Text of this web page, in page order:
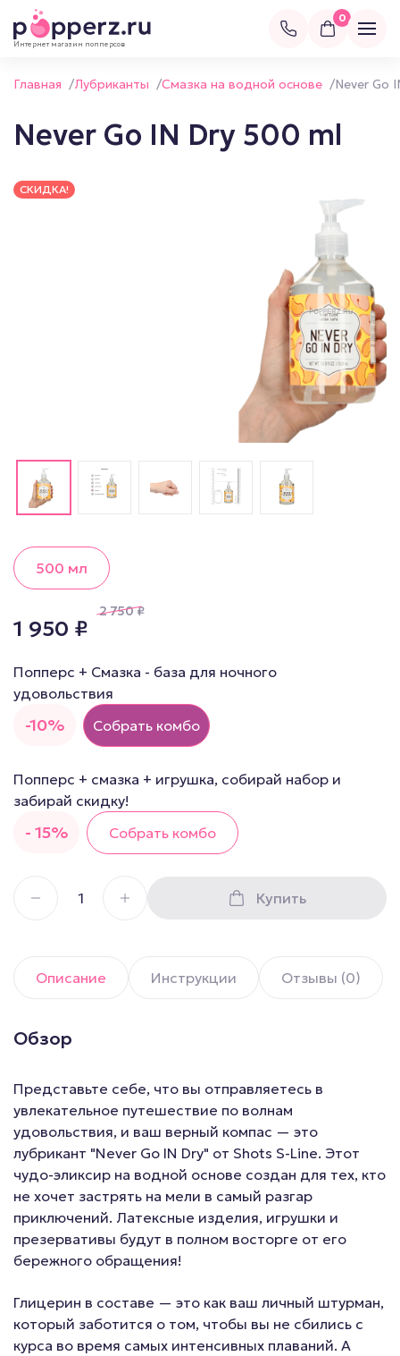
Интернет магазин попперсов
0
Главная /Лубриканты /Смазка на водной основе /Never Go
Never Go IN Dry 500 ml
СКИДКА!
500 мл
1 950 ₽
2 750₽
-10%
Попперс + Смазка - база для ночного
удовольствия
Собрать комбо
- 15%
Попперс + смазка + игрушка, собирай набор и
забирай скидку!
Собрать комбо
Купить
Описание Инструкции Отзывы (0)
Обзор
Представьте себе, что вы отправляетесь в
увлекательное путешествие по волнам
удовольствия, и ваш верный компас — это
лубрикант "Never Go IN Dry" от Shots S-Line. Этот
чудо-эликсир на водной основе создан для тех, кто
не хочет застрять на мели в самый разгар
приключений. Латексные изделия, игрушки и
презервативы будут в полном восторге от его
бережного обращения!
Глицерин в составе — это как ваш личный штурман,
который заботится о том, чтобы вы не сбились с
курса во время самых интенсивных плаваний. А